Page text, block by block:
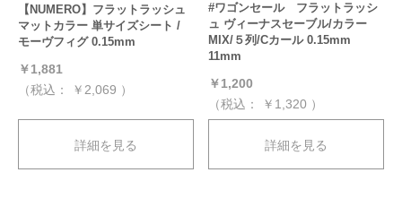
【NUMERO】フラットラッシュ
マットカラー 単サイズシート /
モーヴフィグ 0.15mm
￥1,881
（税込：
￥2,069 ）
詳細を見る
#ワゴンセール フラットラッシ
ュ ヴィーナスセーブル/カラー
MIX/５列/Cカール 0.15mm
11mm
￥1,200
（税込：
￥1,320 ）
詳細を見る